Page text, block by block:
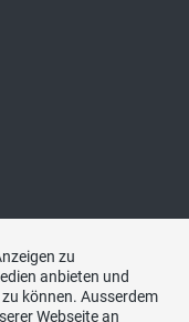
zu
anbieten und
können. Ausserdem
Webseite an